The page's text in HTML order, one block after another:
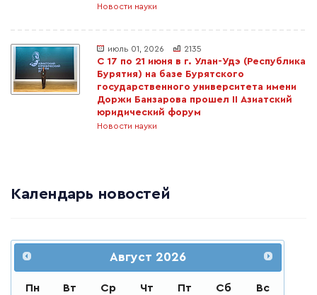
Новости науки
июль 01, 2026 2135
С 17 по 21 июня в г. Улан-Удэ (Республика
Бурятия) на базе Бурятского
государственного университета имени
Доржи Банзарова прошел II Азиатский
юридический форум
Новости науки
Календарь новостей
Август 2026
Пн Вт Ср Чт Пт Сб Вс